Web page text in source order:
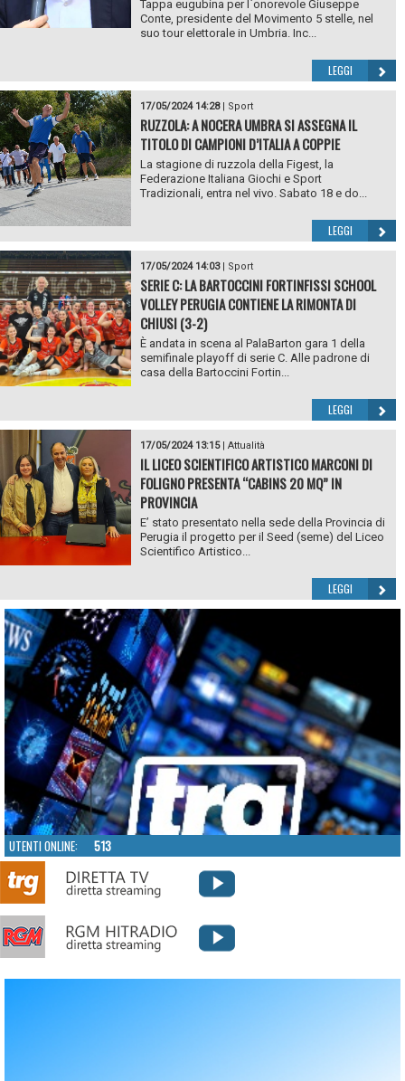
Tappa eugubina per l`onorevole Giuseppe
Conte, presidente del Movimento 5 stelle, nel
suo tour elettorale in Umbria. Inc...
LEGGI
17/05/2024 14:28| Sport
RUZZOLA: A NOCERA UMBRA SI ASSEGNA IL
TITOLO DI CAMPIONI D’ITALIA A COPPIE
La stagione di ruzzola della Figest, la
Federazione Italiana Giochi e Sport
Tradizionali, entra nel vivo. Sabato 18 e do...
LEGGI
17/05/2024 14:03| Sport
SERIE C: LA BARTOCCINI FORTINFISSI SCHOOL
VOLLEY PERUGIA CONTIENE LA RIMONTA DI
CHIUSI (3-2)
È andata in scena al PalaBarton gara 1 della
semifinale playoff di serie C. Alle padrone di
casa della Bartoccini Fortin...
LEGGI
17/05/2024 13:15| Attualità
IL LICEO SCIENTIFICO ARTISTICO MARCONI DI
FOLIGNO PRESENTA “CABINS 20 MQ” IN
PROVINCIA
E’ stato presentato nella sede della Provincia di
Perugia il progetto per il Seed (seme) del Liceo
Scientifico Artistico...
LEGGI
UTENTI ONLINE: 513